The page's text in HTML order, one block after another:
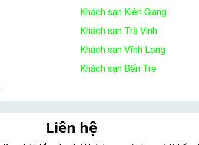
Khách sạn Kiên Giang
Khách sạn Trà Vinh
Khách sạn Vĩnh Long
Khách sạn Bến Tre
Liên hệ